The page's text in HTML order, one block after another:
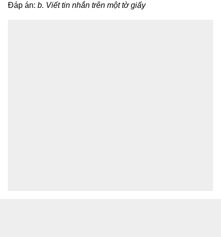
Đáp án: b. Viết tin nhắn trên một tờ giấy